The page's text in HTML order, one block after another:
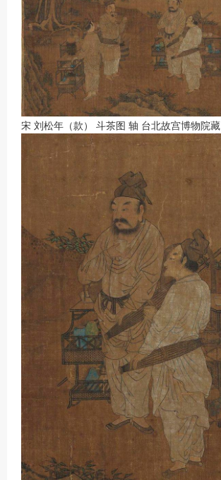
宋 刘松年（款） 斗茶图 轴 台北故宫博物院藏